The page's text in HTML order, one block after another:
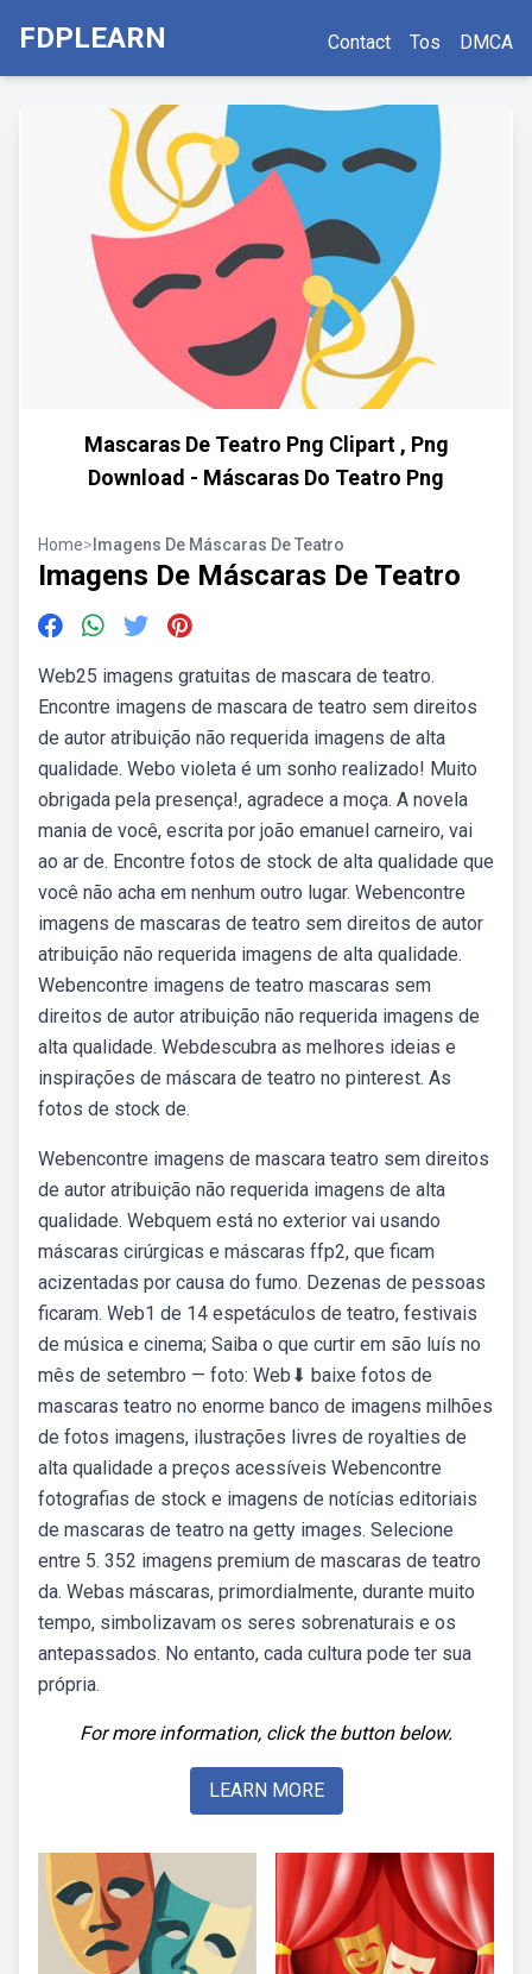
FDPLEARN Contact Tos DMCA
Mascaras De Teatro Png Clipart , Png
Download - Máscaras Do Teatro Png
Home> Imagens De Máscaras De Teatro
Imagens De Máscaras De Teatro
Web25 imagens gratuitas de mascara de teatro.
Encontre imagens de mascara de teatro sem direitos
de autor atribuição não requerida imagens de alta
qualidade. Webo violeta é um sonho realizado! Muito
obrigada pela presença!, agradece a moça. A novela
mania de você, escrita por joão emanuel carneiro, vai
ao ar de. Encontre fotos de stock de alta qualidade que
você não acha em nenhum outro lugar. Webencontre
imagens de mascaras de teatro sem direitos de autor
atribuição não requerida imagens de alta qualidade.
Webencontre imagens de teatro mascaras sem
direitos de autor atribuição não requerida imagens de
alta qualidade. Webdescubra as melhores ideias e
inspirações de máscara de teatro no pinterest. As
fotos de stock de.
Webencontre imagens de mascara teatro sem direitos
de autor atribuição não requerida imagens de alta
qualidade. Webquem está no exterior vai usando
máscaras cirúrgicas e máscaras ffp2, que ficam
acizentadas por causa do fumo. Dezenas de pessoas
ficaram. Web1 de 14 espetáculos de teatro, festivais
de música e cinema; Saiba o que curtir em são luís no
mês de setembro — foto: Web⬇ baixe fotos de
mascaras teatro no enorme banco de imagens milhões
de fotos imagens, ilustrações livres de royalties de
alta qualidade a preços acessíveis Webencontre
fotografias de stock e imagens de notícias editoriais
de mascaras de teatro na getty images. Selecione
entre 5. 352 imagens premium de mascaras de teatro
da. Webas máscaras, primordialmente, durante muito
tempo, simbolizavam os seres sobrenaturais e os
antepassados. No entanto, cada cultura pode ter sua
própria.
For more information, click the button below.
LEARN MORE